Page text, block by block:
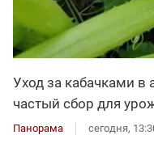
Уход за кабачками в
частый сбор для
Панорама сегодня,